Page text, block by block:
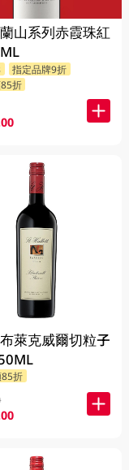
山系列赤霞珠紅
指定品牌9折
折
萊克威爾切粒子
折